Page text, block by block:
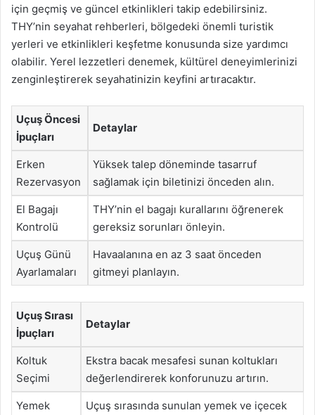
için geçmiş ve güncel etkinlikleri takip edebilirsiniz.
THY’nin seyahat rehberleri, bölgedeki önemli turistik
yerleri ve etkinlikleri keşfetme konusunda size yardımcı
olabilir. Yerel lezzetleri denemek, kültürel deneyimlerinizi
zenginleştirerek seyahatinizin keyfini artıracaktır.
Uçuş Öncesi
İpuçları
Detaylar
Erken
Rezervasyon
Yüksek talep döneminde tasarruf
sağlamak için biletinizi önceden alın.
El Bagajı
Kontrolü
THY’nin el bagajı kurallarını öğrenerek
gereksiz sorunları önleyin.
Uçuş Günü
Ayarlamaları
Havaalanına en az 3 saat önceden
gitmeyi planlayın.
Uçuş Sırası
İpuçları
Detaylar
Koltuk
Seçimi
Ekstra bacak mesafesi sunan koltukları
değerlendirerek konforunuzu artırın.
Yemek
Uçuş sırasında sunulan yemek ve içecek